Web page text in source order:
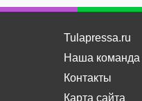
Tulapressa.ru
Наша команда
Контакты
Карта сайта